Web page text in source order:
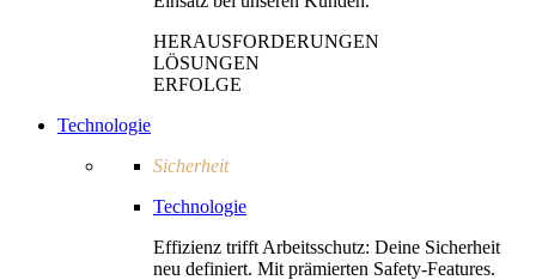
HERAUSFORDERUNGEN
LÖSUNGEN
ERFOLGE
Technologie
Sicherheit
Technologie
Effizienz trifft Arbeitsschutz: Deine Sicherheit
neu definiert. Mit prämierten Safety-Features.